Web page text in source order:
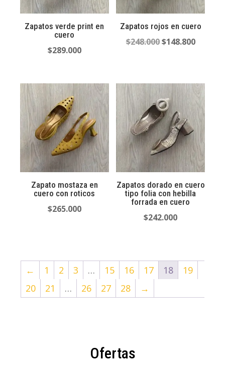
Zapatos verde print en
cuero
$289.000
Zapatos rojos en cuero
$248.000El
$248.000.
$148.800El
Zapato mostaza en
cuero con roticos
$265.000
Zapatos dorado en cuero
tipo folia con hebilla
forrada en cuero
$242.000
← 1 2 3 … 15 16 17 18
19
20
21 … 26 27 28 →
Ofertas